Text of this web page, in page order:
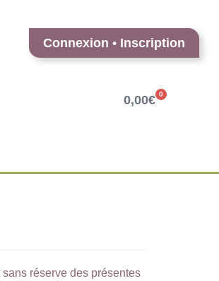
Connexion • Inscription
0,00€ 0
réserve des présentes